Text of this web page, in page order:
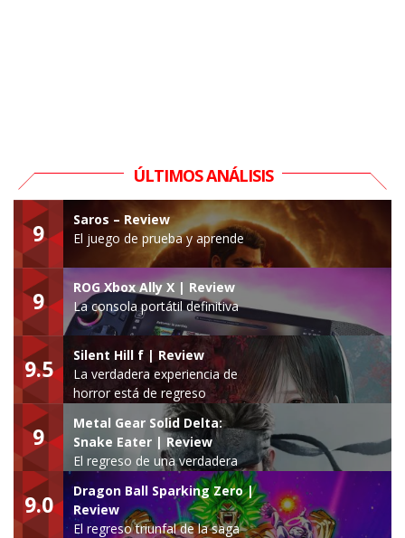
ÚLTIMOS ANÁLISIS
9
Saros – Review
El juego de prueba y aprende
9
ROG Xbox Ally X | Review
La consola portátil definitiva
9.5
Silent Hill f | Review
La verdadera experiencia de
horror está de regreso
9
Metal Gear Solid Delta:
Snake Eater | Review
El regreso de una verdadera
leyenda
9.0
Dragon Ball Sparking Zero |
Review
El regreso triunfal de la saga